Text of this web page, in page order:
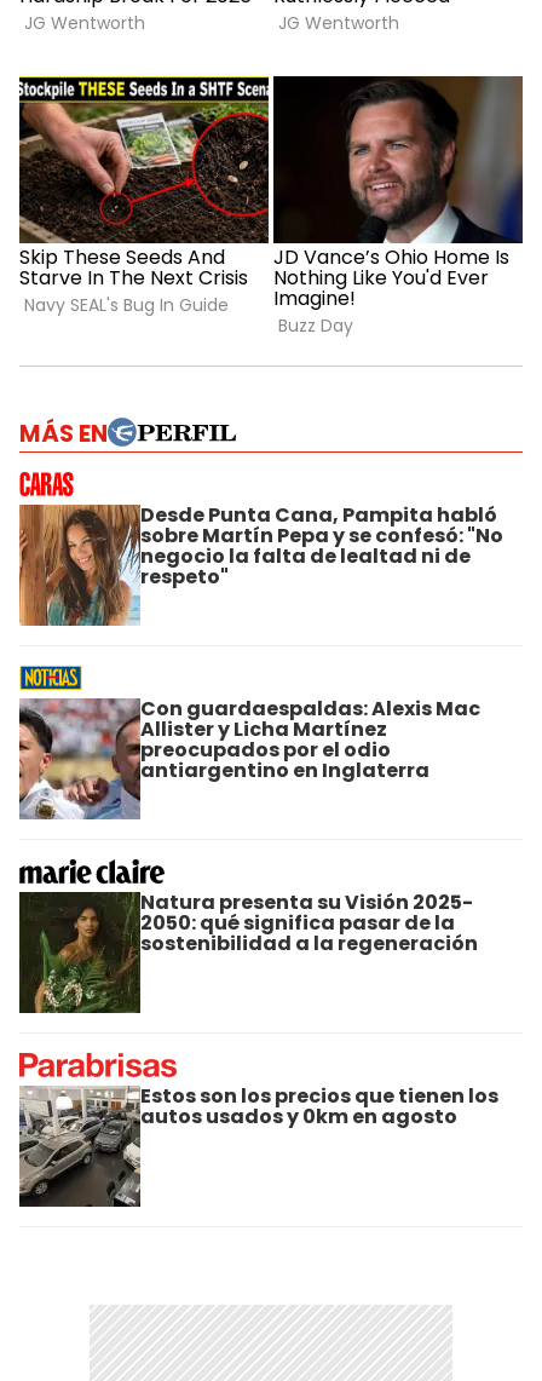
MÁS EN
Desde Punta Cana, Pampita habló
sobre Martín Pepa y se confesó: "No
negocio la falta de lealtad ni de
respeto"
Con guardaespaldas: Alexis Mac
Allister y Licha Martínez
preocupados por el odio
antiargentino en Inglaterra
Natura presenta su Visión 2025-
2050: qué significa pasar de la
sostenibilidad a la regeneración
Estos son los precios que tienen los
autos usados y 0km en agosto